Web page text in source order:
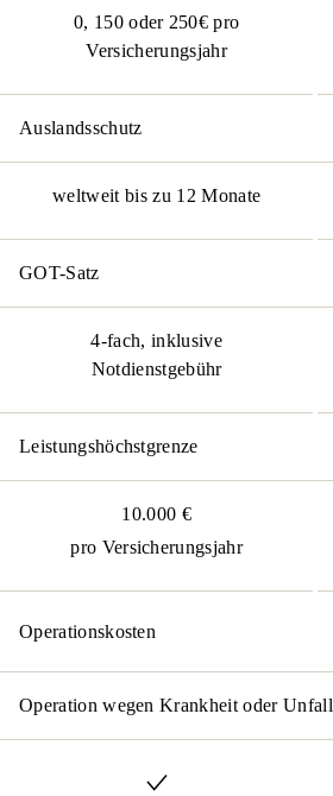
0, 150 oder 250€ pro
Versicherungsjahr
Auslandsschutz
weltweit bis zu 12 Monate
GOT-Satz
4-fach, inklusive
Notdienstgebühr
Leistungshöchstgrenze
10.000 €
pro Versicherungsjahr
Operationskosten
Operation wegen Krankheit oder Unfall